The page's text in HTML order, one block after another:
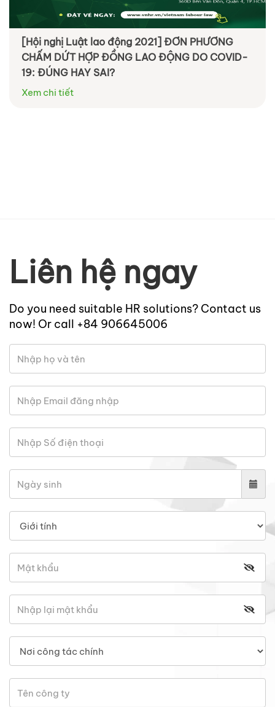
[Hội nghị Luật lao động 2021] ĐƠN PHƯƠNG
CHẤM DỨT HỢP ĐỒNG LAO ĐỘNG DO COVID-
19: ĐÚNG HAY SAI?
Xem chi tiết
Liên hệ ngay
Do you need suitable HR solutions? Contact us
now! Or call +84 906645006